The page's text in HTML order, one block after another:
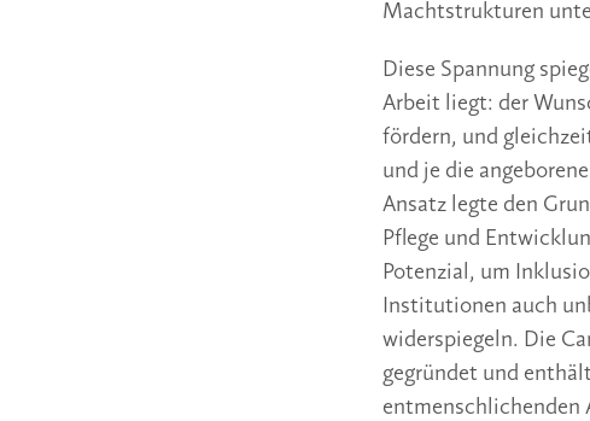
Machtstrukturen
Diese Spannung
Arbeit liegt: der
fördern, und
und je die
Ansatz legte den
Pflege und
Potenzial, um
Institutionen auch
widerspiegeln. Die
gegründet und
entmenschlichenden